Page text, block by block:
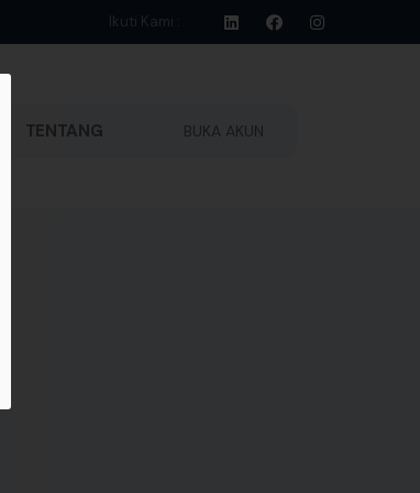
Ikuti Kami :
TENTANG BUKA AKUN